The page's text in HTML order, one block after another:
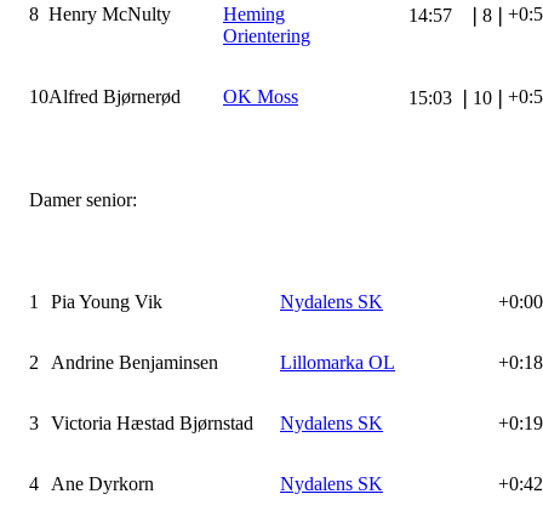
8 Henry McNulty
Heming
Orientering
14:57 8
10Alfred Bjørnerød OK Moss 15:03 10
Damer senior:
1 Pia Young Vik Nydalens SK +0:00
2 Andrine Benjaminsen Lillomarka OL +0:18
3 Victoria Hæstad Bjørnstad Nydalens SK +0:19
4 Ane Dyrkorn Nydalens SK +0:42